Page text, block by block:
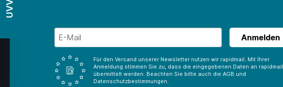
Anmelden
Für den Versand unserer Newsletter nutzen wir rapidmail. Mit Ihrer
Anmeldung stimmen Sie zu, dass die eingegebenen Daten an rapidmail
übermittelt werden. Beachten Sie bitte auch die AGB und
Datenschutzbestimmungen.